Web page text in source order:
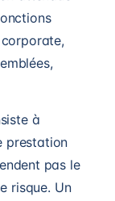
à
prestation
pas le
risque. Un